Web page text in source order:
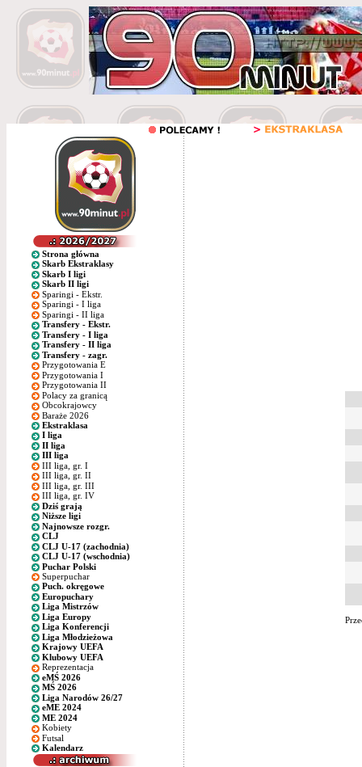
Strona główna
Skarb Ekstraklasy
Skarb I ligi
Skarb II ligi
Sparingi - Ekstr.
Sparingi - I liga
Sparingi - II liga
Transfery - Ekstr.
Transfery - I liga
Transfery - II liga
Transfery - zagr.
Przygotowania E
Przygotowania I
Przygotowania II
Polacy za granicą
Obcokrajowcy
Baraże 2026
Ekstraklasa
I liga
II liga
III liga
III liga, gr. I
III liga, gr. II
III liga, gr. III
III liga, gr. IV
Dziś grają
Niższe ligi
Najnowsze rozgr.
CLJ
CLJ U-17 (zachodnia)
CLJ U-17 (wschodnia)
Puchar Polski
Superpuchar
Puch. okręgowe
Europuchary
Liga Mistrzów
Liga Europy
Liga Konferencji
Liga Młodzieżowa
Krajowy UEFA
Klubowy UEFA
Reprezentacja
eMŚ 2026
MŚ 2026
Liga Narodów 26/27
eME 2024
ME 2024
Kobiety
Futsal
Kalendarz